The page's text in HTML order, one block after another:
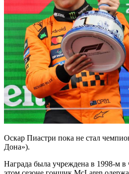
Оскар Пиастри пока не стал
Дона»).
Награда была учреждена в 1998-м в